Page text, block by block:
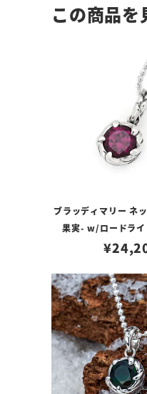
この商品
ブラッディマリー ネ
果実- w/ロードライ
¥